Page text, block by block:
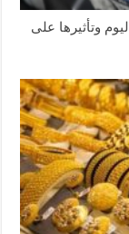
وتأثيرها على